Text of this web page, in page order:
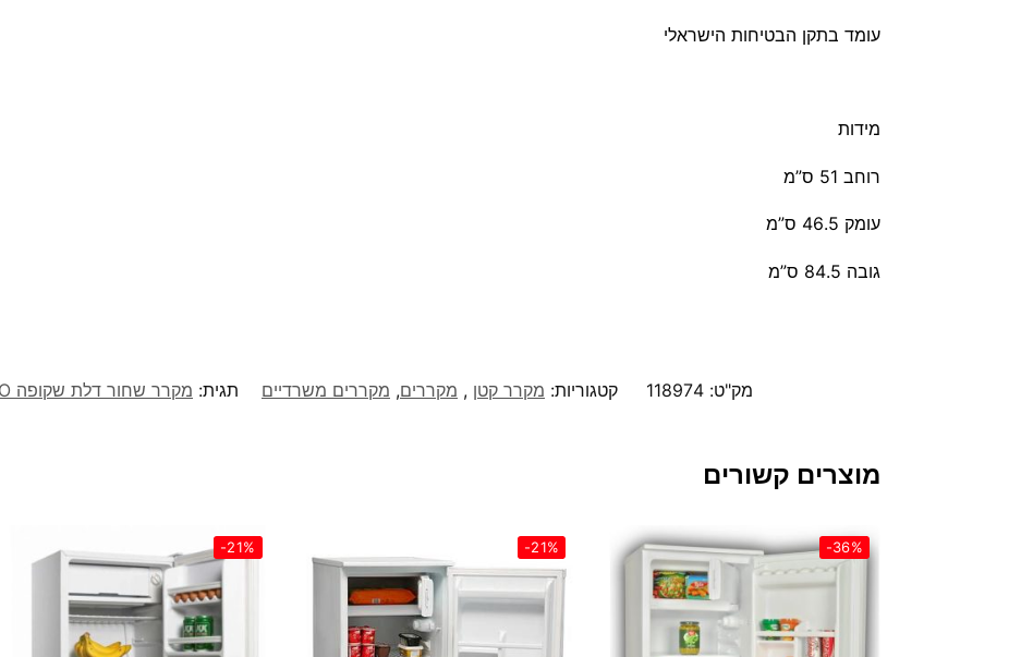
עומד בתקן הבטיחות הישראלי
מידות
רוחב 51 ס”מ
עומק 46.5 ס”מ
גובה 84.5 ס”מ
מק"ט: 118974 קטגוריות: מקרר קטן , מקררים, מקררים משרדיים תגית: מקרר שחור דלת שקופה MASIMO דגם MS-1301
מוצרים קשורים
-36%
-21%
-21%